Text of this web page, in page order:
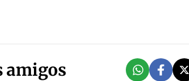
amigos